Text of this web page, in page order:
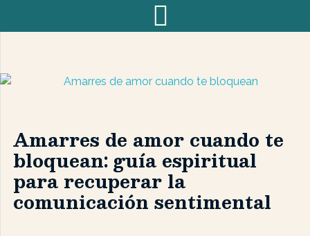
Amarres de amor cuando te
bloquean: guía espiritual
para recuperar la
comunicación sentimental